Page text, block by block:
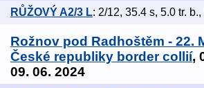
RŮŽOVÝ A2/3 L: 2/12, 35.4 s, 5.0 tr.
Rožnov pod Radhoštěm - 22.
České republiky border collií,
09. 06. 2024